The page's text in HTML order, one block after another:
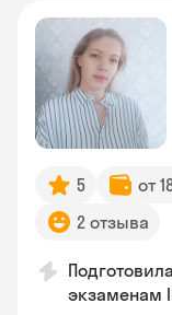
5 от
2 отзыва
экзаменам